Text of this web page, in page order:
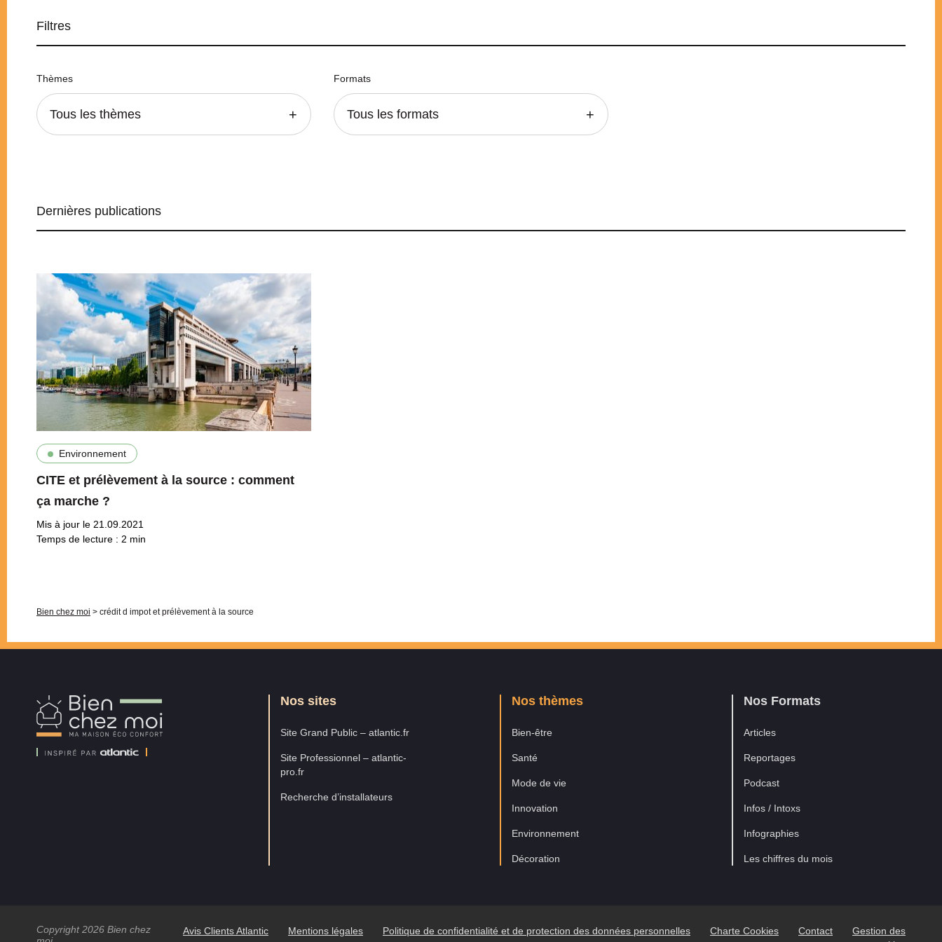
Filtres
Thèmes
Tous les thèmes
Formats
Tous les formats
Dernières publications
Environnement
CITE et prélèvement à la source : comment
ça marche ?
Mis à jour le 21.09.2021
Temps de lecture : 2 min
Bien chez moi > crédit d impot et prélèvement à la source
Chez
Nos sites
Site Grand Public – atlantic.fr
Site Professionnel – atlantic-
pro.fr
Recherche d’installateurs
Nos thèmes
Bien-être
Santé
Mode de vie
Innovation
Environnement
Décoration
Nos Formats
Articles
Reportages
Podcast
Infos / Intoxs
Infographies
Les chiffres du mois
Copyright 2026 Bien chez
Avis Clients Atlantic Mentions légales Politique de confidentialité et de protection des données personnelles Charte Cookies Contact
Gestion des